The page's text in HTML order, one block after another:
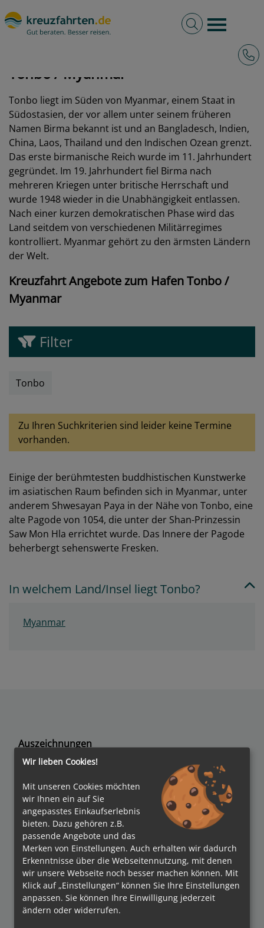
Burger
Volltextsuche
Tonbo / Myanmar
Tonbo liegt im Süden von Myanmar, einem Staat in
Südostasien, der vor allem unter seinem früheren
Namen Birma bekannt ist und an Bangladesch, Indien,
China, Laos, Thailand und den Indischen Ozean grenzt.
Das erste birmanische Reich wurde im 11. Jahrhundert
gegründet. Im 19. Jahrhundert fiel Birma nach
mehreren Kriegen unter britische Herrschaft und
wurde 1948 wieder in die Unabhängigkeit entlassen.
Nach einer kurzen demokratischen Phase wird das
Land seitdem von verschiedenen Militärregimes
kontrolliert. Myanmar gehört zu den ärmsten Ländern
der Welt.
Kreuzfahrt Angebote zum Hafen Tonbo /
Myanmar
Filter
Tonbo
Zu Ihren Suchkriterien sind leider keine Termine
vorhanden.
Einige der berühmtesten buddhistischen Kunstwerke
im asiatischen Raum befinden sich in Myanmar, unter
anderem Shwesayan Paya in der Nähe von Tonbo, eine
alte Pagode von 1054, die unter der Shan-Prinzessin
Saw Mon Hla errichtet wurde. Das Innere der Pagode
beherbergt sehenswerte Fresken.
In welchem Land/Insel liegt Tonbo?
Myanmar
Auszeichnungen
Verbände
Bezahlmethoden
Wir lieben Cookies!
Mit unseren Cookies möchten
wir Ihnen ein auf Sie
angepasstes Einkaufserlebnis
bieten. Dazu gehören z.B.
passende Angebote und das
Merken von Einstellungen. Auch erhalten wir dadurch
Erkenntnisse über die Webseitennutzung, mit denen
wir unsere Webseite noch besser machen können. Mit
Klick auf „Einstellungen“ können Sie Ihre Einstellungen
anpassen. Sie können Ihre Einwilligung jederzeit
ändern oder widerrufen.